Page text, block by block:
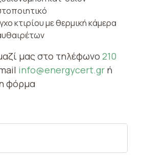
κτιρίου με θερμική κάμερα
μας στο τηλέφωνο 210
info@energycert.gr ή
φόρμα